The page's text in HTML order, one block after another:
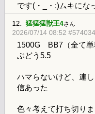
です(・_・;)ムキにな
12. 猛猛猛獣王4さん
2026/07/14 08:52
1500G BB7（全て
ぶどう5.5
ハマらないけど、連
信あった
色々考えて打ち切りま